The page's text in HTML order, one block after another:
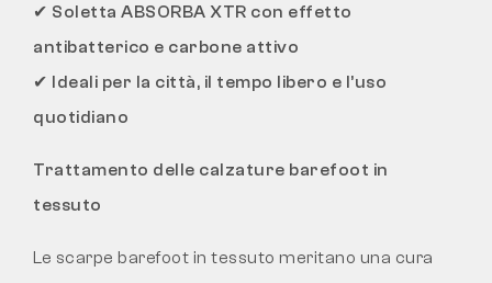
✔ Soletta ABSORBA XTR con effetto
antibatterico e carbone attivo
✔ Ideali per la città, il tempo libero e l’uso
quotidiano
Trattamento delle calzature barefoot in
tessuto
Le scarpe barefoot in tessuto meritano una cura